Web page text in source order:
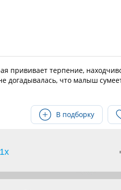
прививает терпение,
догадывалась, что малыш
В подборку
1x